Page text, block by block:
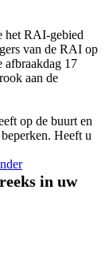
het RAI-gebied
van de RAI op
afbraakdag 17
aan de
op de buurt en
Heeft u
in uw